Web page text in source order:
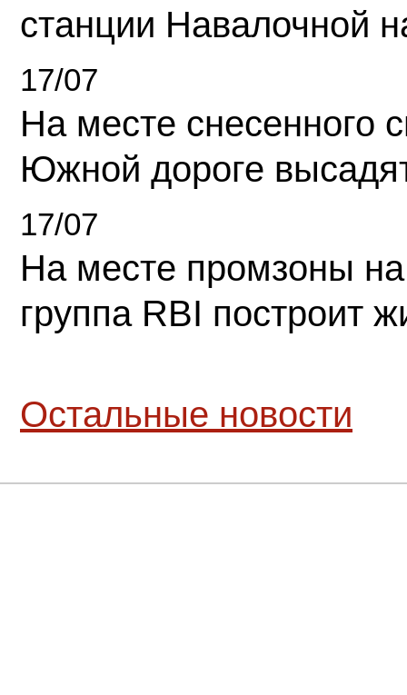
станции Навалочной
17/07
На месте снесенного
Южной дороге
17/07
На месте промзоны
группа RBI построит
Остальные новости